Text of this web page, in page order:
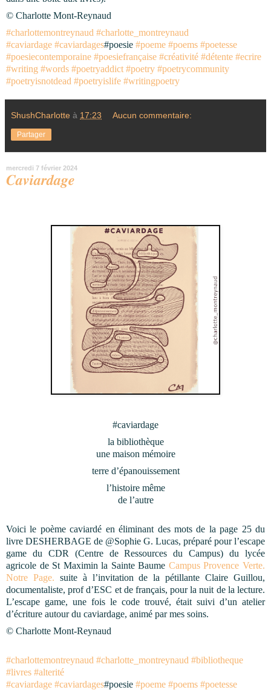
© Charlotte Mont-Reynaud
#charlottemontreynaud #charlotte_montreynaud
#caviardage #caviardages#poesie #poeme #poems #poetesse
#poesiecontemporaine #poesiefrançaise #créativité #détente #ecrire
#writing #words #poetryaddict #poetry #poetrycommunity
#poetryisnotdead #poetryislife #writingpoetry
ShushCharlotte à 17:23 Aucun commentaire:
Partager
mercredi 7 février 2024
𝑪𝒂𝒗𝒊𝒂𝒓𝒅𝒂𝒈𝒆
#caviardage
la bibliothèque
une maison mémoire
terre d’épanouissement
l’histoire même
de l’autre
Voici le poème caviardé en éliminant des mots de la page 25 du
livre DESHERBAGE de @Sophie G. Lucas, préparé pour l’escape
game du CDR (Centre de Ressources du Campus) du lycée
agricole de St Maximin la Sainte Baume Campus Provence Verte.
Notre Page. suite à l’invitation de la pétillante Claire Guillou,
documentaliste, prof d’ESC et de français, pour la nuit de la lecture.
L’escape game, une fois le code trouvé, était suivi d’un atelier
d’écriture autour du caviardage, animé par mes soins.
© Charlotte Mont-Reynaud
#charlottemontreynaud #charlotte_montreynaud #bibliotheque
#livres #alterité
#caviardage #caviardages#poesie #poeme #poems #poetesse